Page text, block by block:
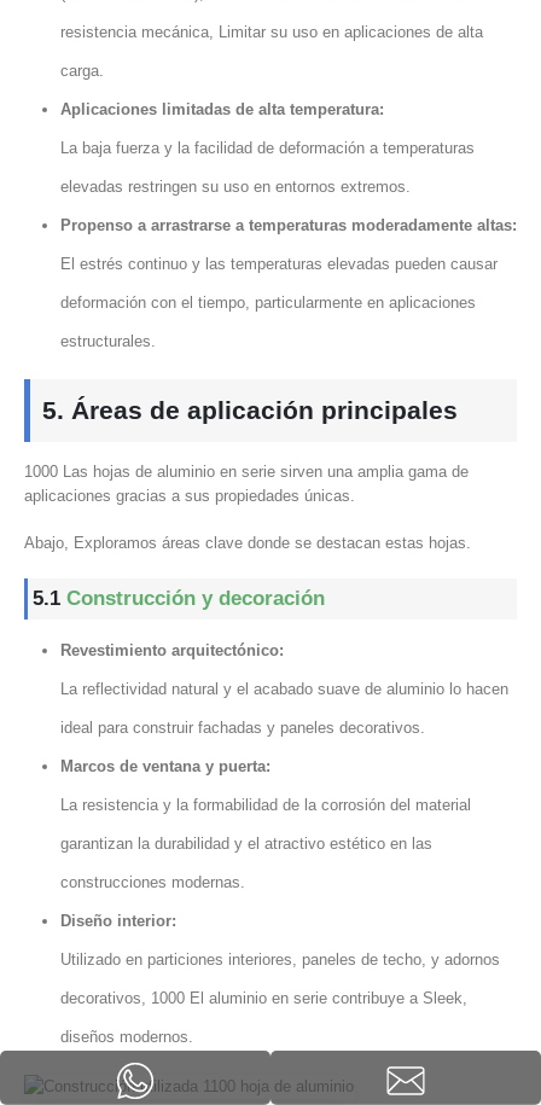
resistencia mecánica, Limitar su uso en aplicaciones de alta
carga.
Aplicaciones limitadas de alta temperatura:
La baja fuerza y ​​la facilidad de deformación a temperaturas
elevadas restringen su uso en entornos extremos.
Propenso a arrastrarse a temperaturas moderadamente altas:
El estrés continuo y las temperaturas elevadas pueden causar
deformación con el tiempo, particularmente en aplicaciones
estructurales.
5. Áreas de aplicación principales
1000 Las hojas de aluminio en serie sirven una amplia gama de
aplicaciones gracias a sus propiedades únicas.
Abajo, Exploramos áreas clave donde se destacan estas hojas.
5.1 Construcción y decoración
Revestimiento arquitectónico:
La reflectividad natural y el acabado suave de aluminio lo hacen
ideal para construir fachadas y paneles decorativos.
Marcos de ventana y puerta:
La resistencia y la formabilidad de la corrosión del material
garantizan la durabilidad y el atractivo estético en las
construcciones modernas.
Diseño interior:
Utilizado en particiones interiores, paneles de techo, y adornos
decorativos, 1000 El aluminio en serie contribuye a Sleek,
diseños modernos.